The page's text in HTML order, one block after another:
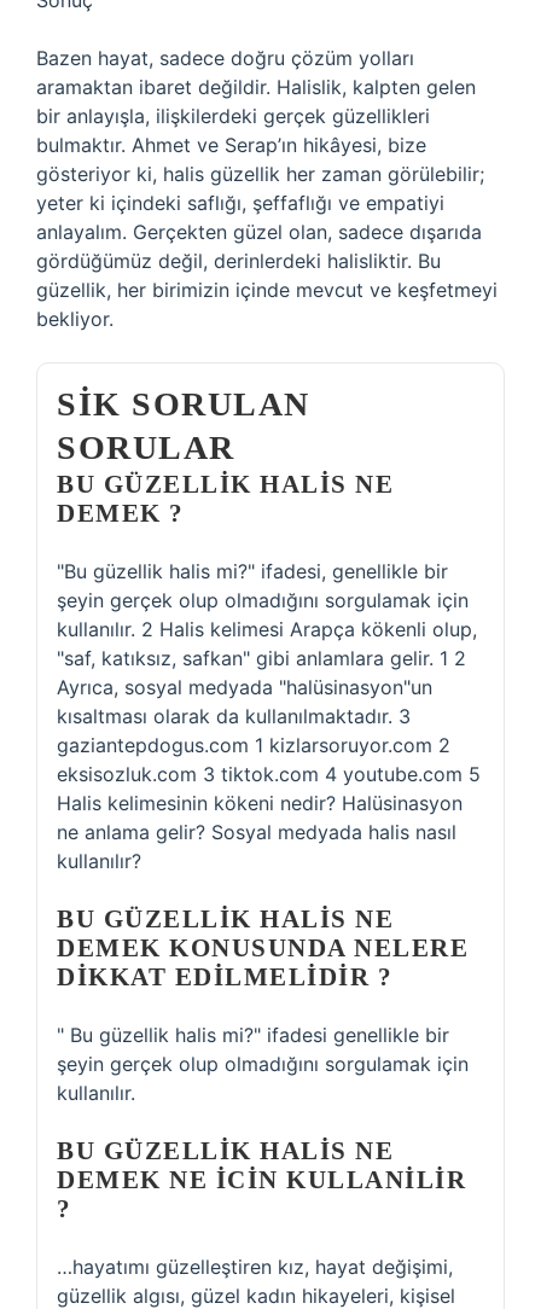
Bazen hayat, sadece doğru çözüm yolları
aramaktan ibaret değildir. Halislik, kalpten gelen
bir anlayışla, ilişkilerdeki gerçek güzellikleri
bulmaktır. Ahmet ve Serap’ın hikâyesi, bize
gösteriyor ki, halis güzellik her zaman görülebilir;
yeter ki içindeki saflığı, şeffaflığı ve empatiyi
anlayalım. Gerçekten güzel olan, sadece dışarıda
gördüğümüz değil, derinlerdeki halisliktir. Bu
güzellik, her birimizin içinde mevcut ve keşfetmeyi
bekliyor.
SIK SORULAN
SORULAR
BU GÜZELLIK HALIS NE
DEMEK ?
"Bu güzellik halis mi?" ifadesi, genellikle bir
şeyin gerçek olup olmadığını sorgulamak için
kullanılır. 2 Halis kelimesi Arapça kökenli olup,
"saf, katıksız, safkan" gibi anlamlara gelir. 1 2
Ayrıca, sosyal medyada "halüsinasyon"un
kısaltması olarak da kullanılmaktadır. 3
gaziantepdogus.com 1 kizlarsoruyor.com 2
eksisozluk.com 3 tiktok.com 4 youtube.com 5
Halis kelimesinin kökeni nedir? Halüsinasyon
ne anlama gelir? Sosyal medyada halis nasıl
kullanılır?
BU GÜZELLIK HALIS NE
DEMEK KONUSUNDA NELERE
DIKKAT EDILMELIDIR ?
" Bu güzellik halis mi?" ifadesi genellikle bir
şeyin gerçek olup olmadığını sorgulamak için
kullanılır.
BU GÜZELLIK HALIS NE
DEMEK NE ICIN KULLANILIR
?
…hayatımı güzelleştiren kız, hayat değişimi,
güzellik algısı, güzel kadın hikayeleri, kişisel